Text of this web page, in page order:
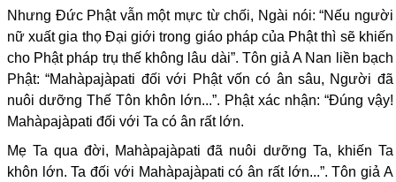
Nhưng Đức Phật vẫn một mực từ chối, Ngài nói: “Nếu người
nữ xuất gia thọ Đại giới trong giáo pháp của Phật thì sẽ khiến
cho Phật pháp trụ thế không lâu dài”. Tôn giả A Nan liền bạch
Phật: “Mahàpajàpati đối với Phật vốn có ân sâu, Người đã
nuôi dưỡng Thế Tôn khôn lớn...”. Phật xác nhận: “Đúng vậy!
Mahàpajàpati đối với Ta có ân rất lớn.
Mẹ Ta qua đời, Mahàpajàpati đã nuôi dưỡng Ta, khiến Ta
khôn lớn. Ta đối với Mahàpajàpati có ân rất lớn...”. Tôn giả A